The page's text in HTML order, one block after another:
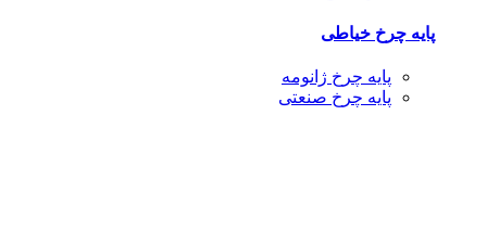
پایه چرخ خیاطی
پایه چرخ ژانومه
پایه چرخ صنعتی